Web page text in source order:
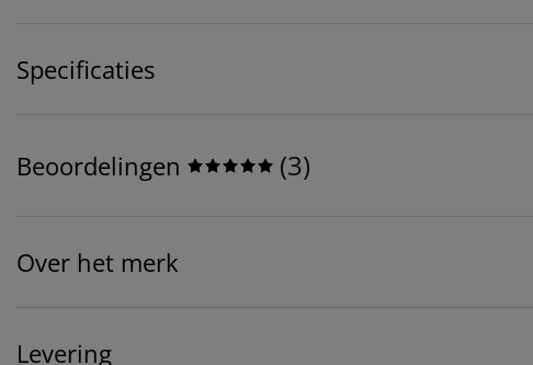
Specificaties
Beoordelingen (3)
Over het merk
Levering